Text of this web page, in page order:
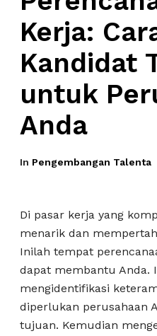
Kerja:
Kandidat
untuk
Anda
In Pengembangan Talenta
Di pasar kerja yang
menarik dan
Inilah tempat
dapat membantu Anda.
mengidentifikasi
diperlukan perusahaan
tujuan. Kemudian